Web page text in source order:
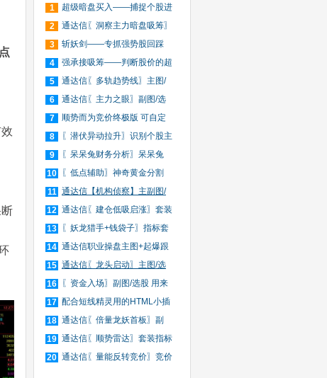
1
超级暗盘买入——捕捉个股进
入
2
通达信〖洞察主力暗盘吸筹〗
捕
3
斩妖剑——专抓强势股回踩
20日
4
强承接吸筹——判断股价的超
买
5
通达信〖多轨趋势线〗主图/
选
6
通达信〖主力之眼〗副图/选
股
7
顺势而为竞价终极版 可自定
义
8
〖潜伏异动拉升〗识别个股主
力
9
〖呆呆兔财务分析〗呆呆兔
F10
10
〖低点辅助〗神奇黄金分割
+趋
11 通达信【机构侦察】主副图/
选
12 通达信〖建仓低吸启涨〗套装
指
13
〖妖龙猎手+钱袋子〗指标套
装
14 通达信职业操盘主图+起爆跟
庄
15 通达信〖龙头启动〗主图/选
股
16
〖资金入场〗副图/选股 用来
抓
17 配合短线精灵用的HTML小插
件
18 通达信〖倍量龙妖首板〗副
图/
19 通达信〖顺势雷达〗套装指标
20 通达信〖量能反转竞价〗竞价